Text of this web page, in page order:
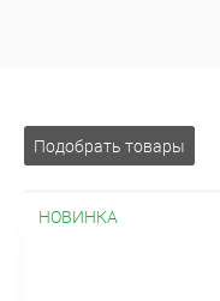
Подобрать товары
НОВИНКА